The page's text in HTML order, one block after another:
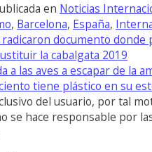
en Noticias
, Barcelona, España,
documento donde
la cabalgata 2019
a las aves a escapar de la
tiene plástico en su
del usuario, por tal
se hace responsable por